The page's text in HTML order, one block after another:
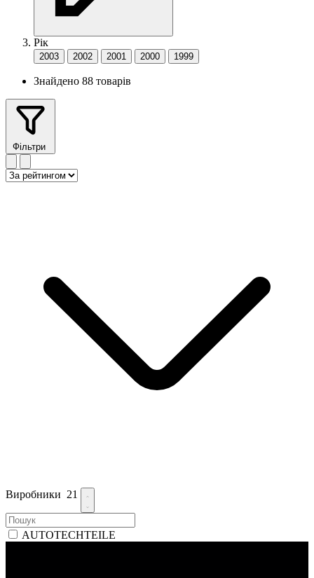
Рік
2003 2002 2001 2000 1999
Знайдено 88 товарів
Фільтри
Виробники 21
AUTOTECHTEILE